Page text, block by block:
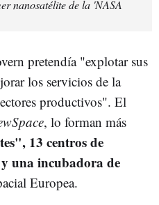
nanosatélite de la 'NASA
pretendía "explotar sus
los servicios de la
productivos". El
, lo forman más
13 centros de
una incubadora de
Europea.